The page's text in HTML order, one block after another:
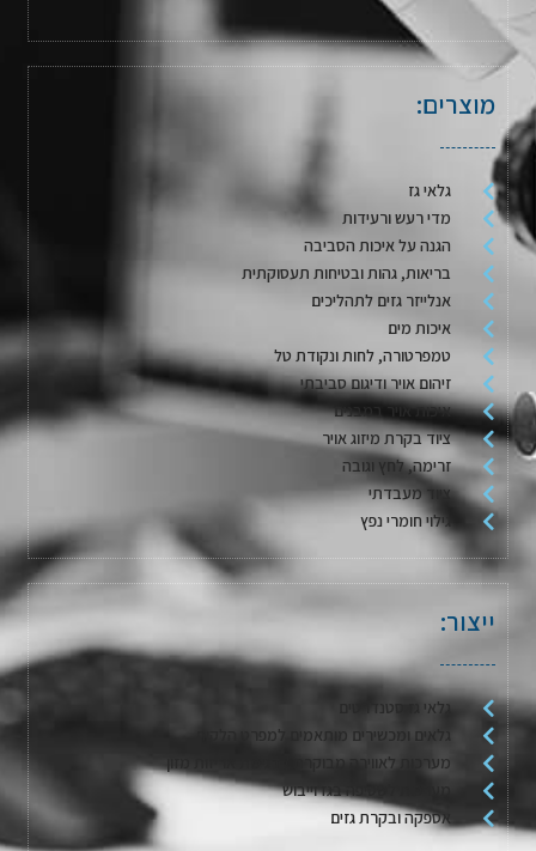
מוצרים:
גלאי גז
מדי רעש ורעידות
הגנה על איכות הסביבה
בריאות, גהות ובטיחות תעסוקתית
אנלייזר גזים לתהליכים
איכות מים
טמפרטורה, לחות ונקודת טל
זיהום אויר ודיגום סביבתי
איכות אויר במבנים
ציוד בקרת מיזוג אויר
זרימה, לחץ וגובה
ציוד מעבדתי
גילוי חומרי נפץ
ייצור:
גלאי גז סטנדרטים
גלאים ומכשירים מותאמים למפרט הלקוח
מערכות לאווירה מבוקרת / דגימת אריזות מזון
מערכות לשטיפה בגז וייבוש
אספקה ובקרת גזים